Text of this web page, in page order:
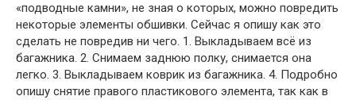
«подводные камни», не зная о которых, можно повредить
некоторые элементы обшивки. Сейчас я опишу как это
сделать не повредив ни чего. 1. Выкладываем всё из
багажника. 2. Снимаем заднюю полку, снимается она
легко. 3. Выкладываем коврик из багажника. 4. Подробно
опишу снятие правого пластикового элемента, так как в